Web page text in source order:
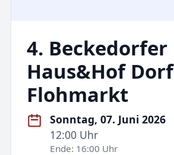
4. Beckedorfer
Haus&Hof Dorf
Flohmarkt
Sonntag, 07. Juni 2026
12:00 Uhr
Ende: 16:00 Uhr